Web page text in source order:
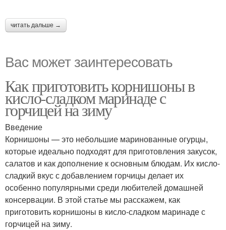
читать дальше →
Вас может заинтересовать
Как приготовить корнишоны в
кисло-сладком маринаде с
горчицей на зиму
Введение
Корнишоны — это небольшие маринованные огурцы,
которые идеально подходят для приготовления закусок,
салатов и как дополнение к основным блюдам. Их кисло-
сладкий вкус с добавлением горчицы делает их
особенно популярными среди любителей домашней
консервации. В этой статье мы расскажем, как
приготовить корнишоны в кисло-сладком маринаде с
горчицей на зиму.